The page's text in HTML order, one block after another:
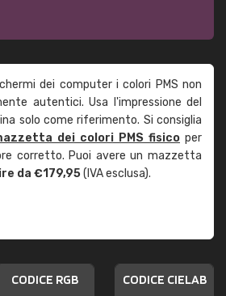
dei computer i colori PMS non
autentici. Usa l'impressione del
solo come riferimento. Si consiglia
dei colori PMS fisico per
corretto. Puoi avere un mazzetta
da €179,95(IVA esclusa).
CODICE RGB CODICE CIELAB